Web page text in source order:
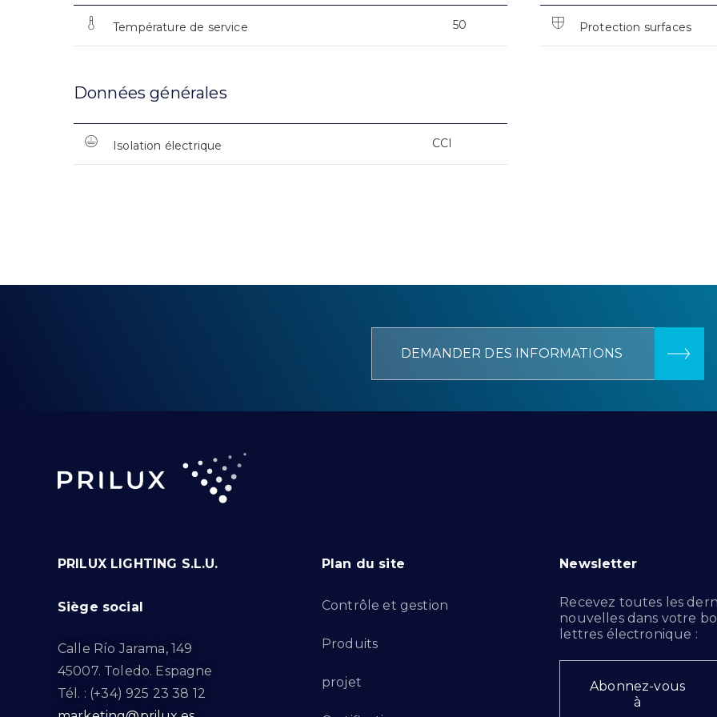
Température de service 50 Protection surfaces
Données générales
Isolation électrique CCI
DEMANDER DES INFORMATIONS
PRILUX LIGHTING S.L.U.
Siège social
Calle Río Jarama, 149
45007. Toledo. Espagne
Tél. : (+34) 925 23 38 12
Plan du site
Contrôle et gestion
Produits
projet
Newsletter
Recevez toutes les
nouvelles dans votre
lettres électronique :
Abonnez-vous
à